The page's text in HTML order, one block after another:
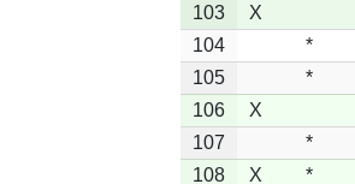
103
X
104
*
105
*
106
X
107
*
108
X *